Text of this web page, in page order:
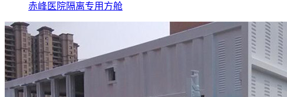
赤峰医院隔离专用方舱